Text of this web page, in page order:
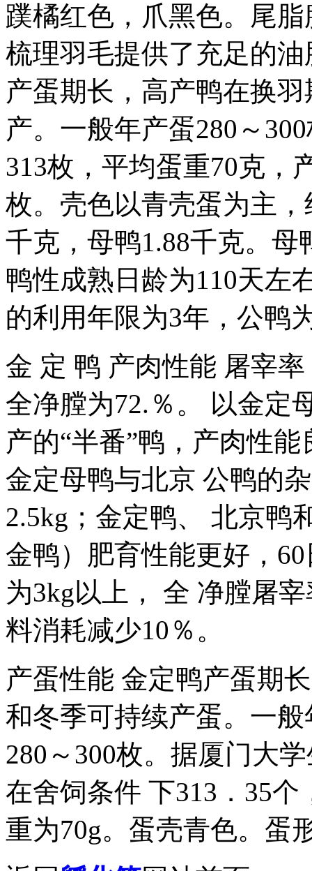
蹼橘红色，爪黑色。尾
梳理羽毛提供了充足的
产蛋期长，高产鸭在换
产。一般年产蛋280～
313枚，平均蛋重70克，
枚。壳色以青壳蛋为主
千克，母鸭1.88千克。母
鸭性成熟日龄为110天左
的利用年限为3年，公鸭
金 定 鸭 产肉性能 屠宰
全净膛为72.％。 以金定
产的“半番”鸭，产肉性
金定母鸭与北京 公鸭的
2.5kg；金定鸭、 北京鸭
金鸭）肥育性能更好，
为3kg以上， 全 净膛屠
料消耗减少10％。
产蛋性能 金定鸭产蛋期
和冬季可持续产蛋。一
280～300枚。据厦门大
在舍饲条件 下313．35
重为70g。蛋壳青色。蛋